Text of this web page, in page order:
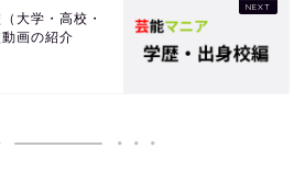
大学・高校・
画の紹介